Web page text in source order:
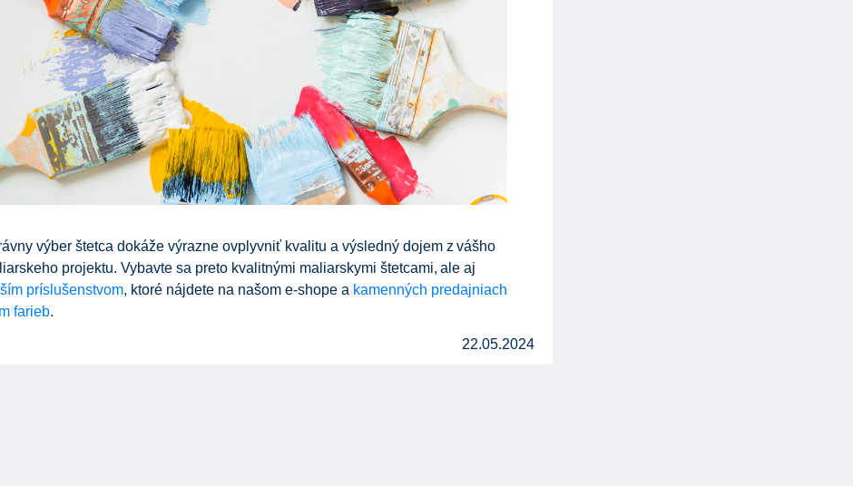
výber štetca dokáže výrazne ovplyvniť kvalitu a výsledný dojem z vášho
projektu. Vybavte sa preto kvalitnými maliarskymi štetcami, ale aj
príslušenstvom, ktoré nájdete na našom e-shope a kamenných predajniach
farieb.
22.05.2024